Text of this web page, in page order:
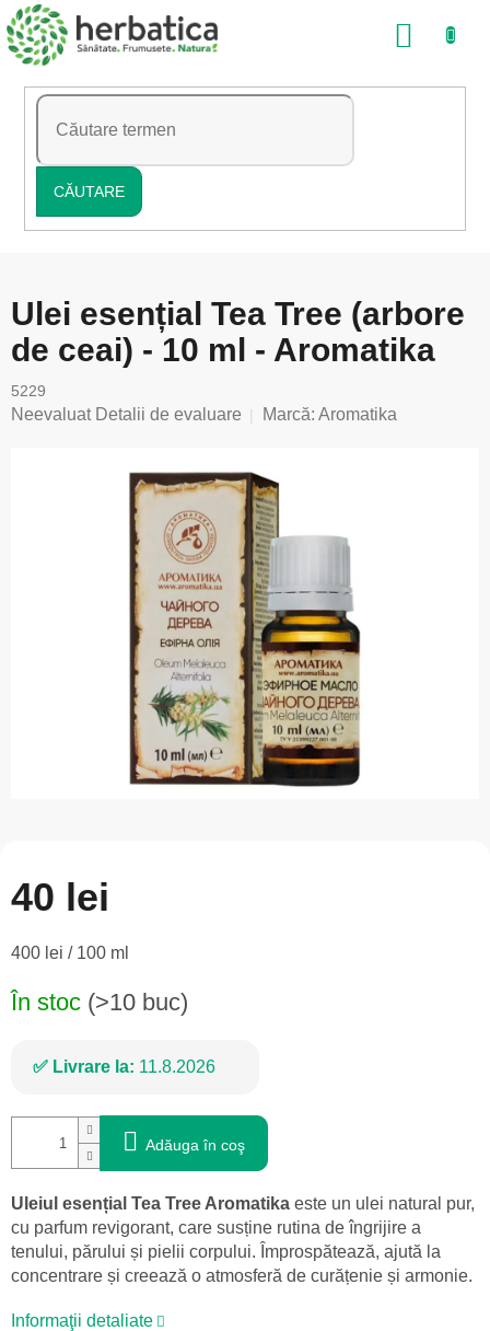
Treci
la
conținut
CĂUTARE
COŞ
Ulei esențial Tea Tree (arbore
de ceai) - 10 ml - Aromatika
5229
Evaluarea
Neevaluat Detalii de evaluare Marcă: Aromatika
40 lei
Evaluare
400 lei / 100 ml
În stoc (>10 buc)
Livrare la: 11.8.2026
Adăuga în coş
Uleiul esențial Tea Tree Aromatika este un ulei natural pur,
cu parfum revigorant, care susține rutina de îngrijire a
tenului, părului și pielii corpului. Împrospătează, ajută la
concentrare și creează o atmosferă de curățenie și armonie.
Informaţii detaliate